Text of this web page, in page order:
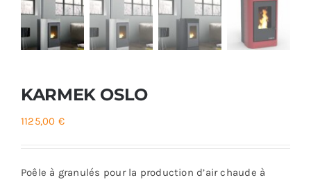
KARMEK OSLO
1125,00 €
Poêle à granulés pour la production d’air chaude à